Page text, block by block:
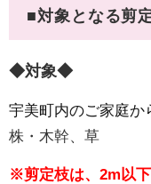
■対象となる剪
◆対象◆
宇美町内のご家庭か
株・木幹、草
※剪定枝は、2m以下